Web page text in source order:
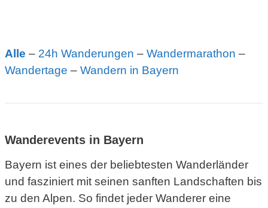
Alle – 24h Wanderungen – Wandermarathon –
Wandertage – Wandern in Bayern
Wanderevents in Bayern
Bayern ist eines der beliebtesten Wanderländer
und fasziniert mit seinen sanften Landschaften bis
zu den Alpen. So findet jeder Wanderer eine